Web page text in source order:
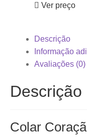
Ver preço
Descrição
Informação
Avaliações (0)
Descrição
Colar